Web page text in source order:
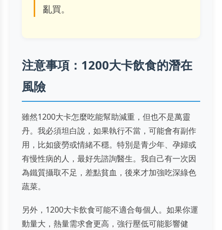
亂買。
注意事項：1200大卡飲食的潛在
風險
雖然1200大卡怎麼吃能幫助減重，但也不是萬靈
丹。我必須坦白說，如果執行不當，可能會有副作
用，比如疲勞或情緒不穩。特別是青少年、孕婦或
有慢性病的人，最好先諮詢醫生。我自己有一次因
為鐵質攝取不足，差點貧血，後來才加強吃深綠色
蔬菜。
另外，1200大卡飲食可能不適合每個人。如果你運
動量大，熱量需求會更高，強行壓低可能影響健